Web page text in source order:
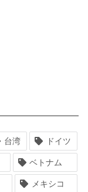
台湾 ドイツ
ベトナム
メキシコ